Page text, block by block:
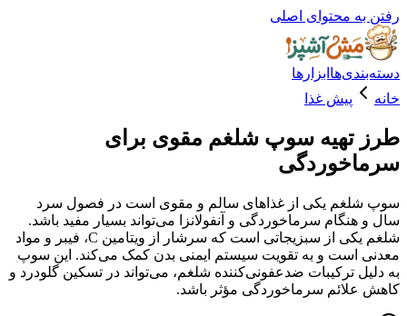
محتوای اصلی
ابزارها
پیش غذا
تهیه سوپ شلغم مقوی برای
یکی از غذاهای سالم و مقوی است در فصول سرد
سرماخوردگی و آنفولانزا می‌تواند بسیار مفید باشد.
شلغم یکی از سبزیجاتی است که سرشار از ویتامین C، فیبر و مواد
است و به تقویت سیستم ایمنی بدن کمک می‌کند. این سوپ
ترکیبات ضدعفونی‌کننده شلغم، می‌تواند در تسکین گلودرد و
سرماخوردگی مؤثر باشد.